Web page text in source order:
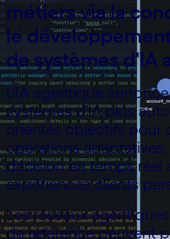
métiers via la
le
de systèmes d'IA
L'IA agentique
systèmes d'IA plus
orientés objectifs pour
opérations
décision en temps réel
expériences clients
Les réseaux
de référence peuvent